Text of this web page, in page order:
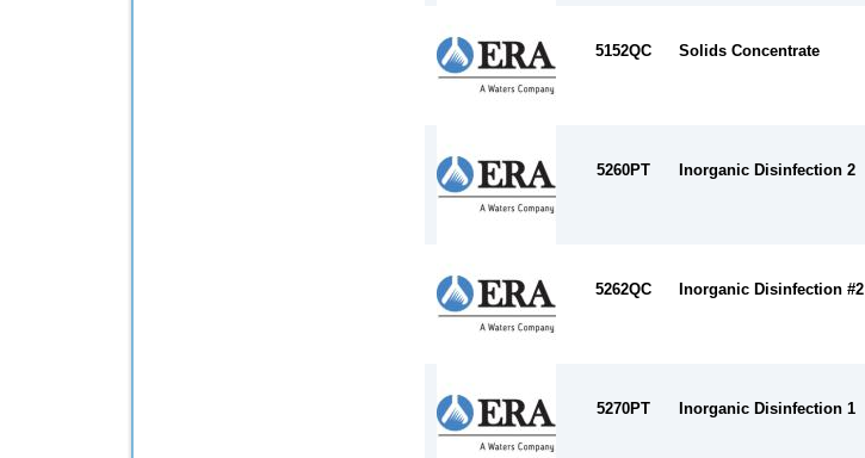
5152QC Solids Concentrate
5260PT Inorganic Disinfection 2
5262QC Inorganic Disinfection #2
5270PT Inorganic Disinfection 1